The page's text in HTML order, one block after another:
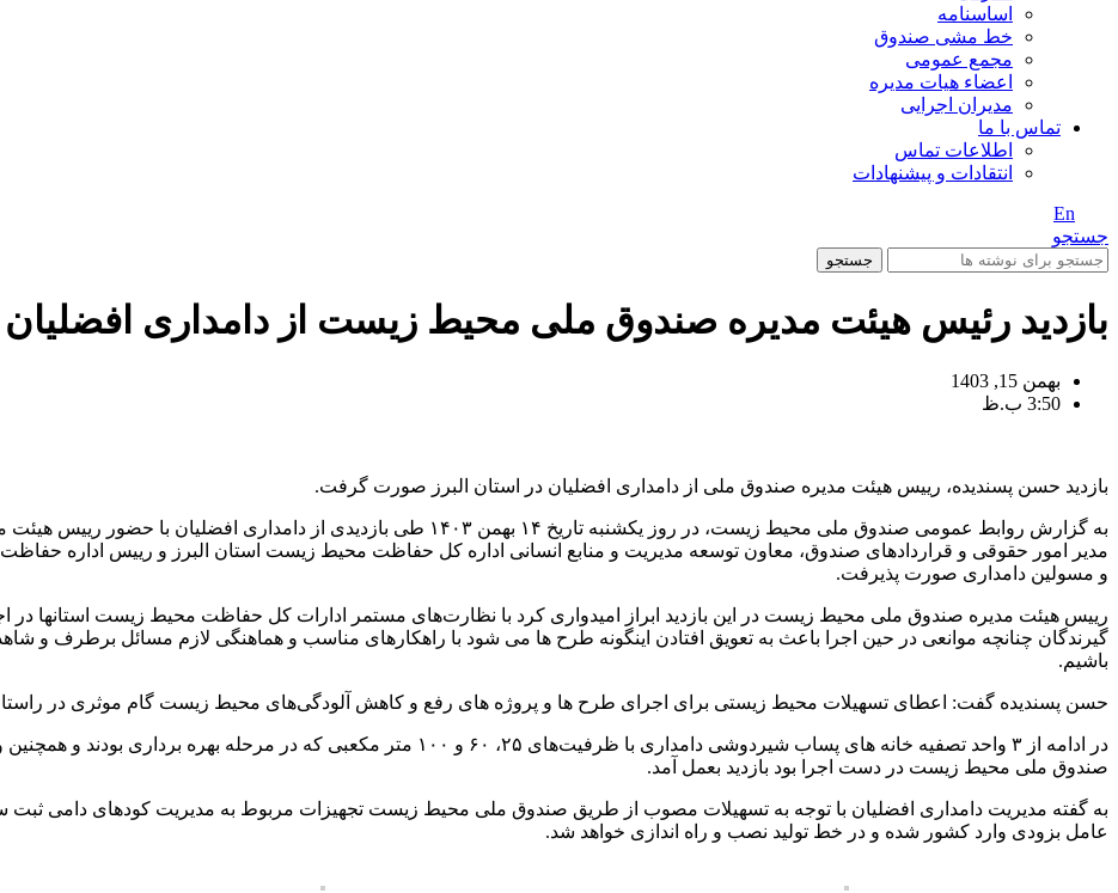
اساسنامه
خط مشی صندوق
مجمع عمومی
اعضاء هیات مدیره
مدیران اجرایی
تماس با ما
اطلاعات تماس
انتقادات و پیشنهادات
En
جستجو
جستجو
بازدید رئیس هیئت مدیره صندوق ملی محیط زیست از دامداری افضلیان
بهمن 15, 1403
3:50 ب.ظ
بازدید حسن پسندیده، رییس هیئت مدیره صندوق ملی از دامداری افضلیان در استان البرز صورت گرفت.
به گزارش روابط عمومی صندوق ملی محیط زیست، در روز یکشنبه تاریخ ۱۴ بهمن ۱۴۰۳ طی
مدیر امور حقوقی و قراردادهای صندوق، معاون توسعه مدیریت و منابع انسانی اداره کل حفاظت محیط زیست استان البرز و رییس اداره
و مسولین دامداری صورت پذیرفت.
رییس هیئت مدیره صندوق ملی محیط زیست در این بازدید ابراز امیدواری کرد با نظارت‌های مستمر ادارات کل حفاظت محیط زیست استانها
گیرندگان چنانچه موانعی در حین اجرا باعث به تعویق افتادن اینگونه طرح ها می شود با راهکارهای مناسب و هماهنگی لازم مسائل برطرف و
باشیم.
حسن پسندیده گفت: اعطای تسهیلات محیط زیستی برای اجرای طرح ها و پروژه های رفع و کاهش آلودگی‌های محیط زیست گام موثری در
در ادامه از ۳ واحد تصفیه خانه های پساب شیردوشی دامداری با ظرفیت‌های ۲۵، ۶۰ و ۱۰۰ متر
صندوق ملی محیط زیست در دست اجرا بود بازدید بعمل آمد.
به گفته مدیریت دامداری افضلیان با توجه به تسهیلات مصوب از طریق صندوق ملی محیط زیست تجهیزات مربوط به مدیریت کودهای دامی
عامل بزودی وارد کشور شده و در خط تولید نصب و راه اندازی خواهد شد.